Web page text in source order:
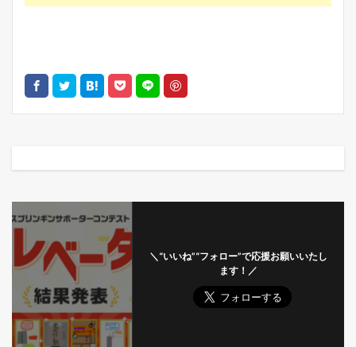
＼“いいね”“フォロー”で応援お願いいたし
ます！／